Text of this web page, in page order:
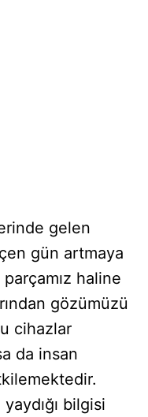
gelen
gün artmaya
haline
gözümüzü
cihazlar
da insan
bilgisi